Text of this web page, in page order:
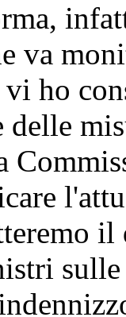
va
vi ho
delle
il
sulle